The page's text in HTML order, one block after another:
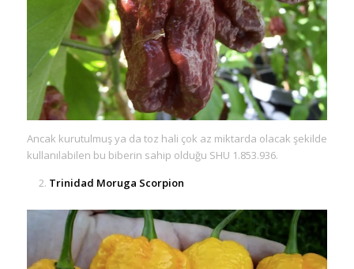
Ancak kurutulmuş ya da toz hali çok az miktarda olacak şekilde
kullanılabilen bu biberin sahip olduğu SHU 1.853.936.
Trinidad Moruga Scorpion